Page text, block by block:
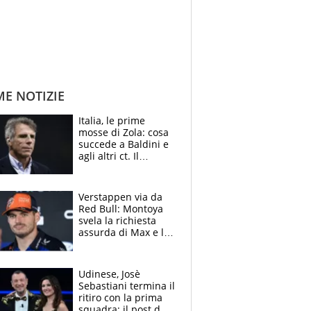
NOTIZIE
Italia, le prime
mosse di Zola: cosa
succede a Baldini e
agli altri ct. Il
azzurri
Verstappen via da
Red Bull: Montoya
svela la richiesta
assurda di Max e lo
McLaren siano
meglio?”
Udinese, Josè
Sebastiani termina il
ritiro con la prima